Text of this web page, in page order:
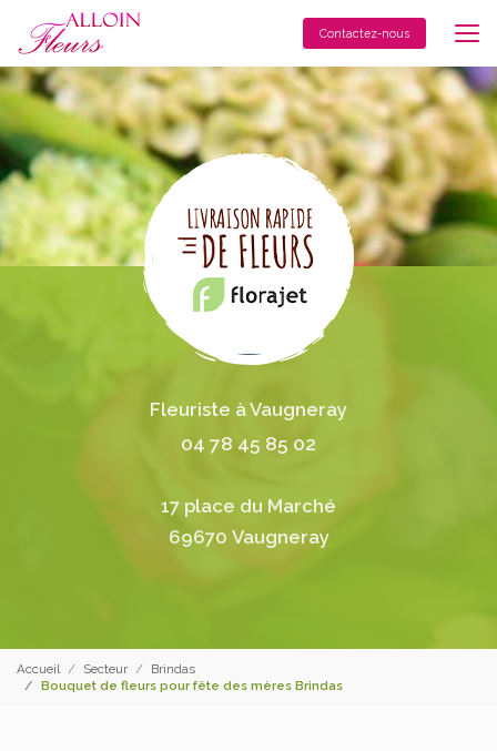
contenu
principal
Contactez-nous
Fleuriste à Vaugneray
04 78 45 85 02
17 place du Marché
69670 Vaugneray
Accueil Secteur
Brindas
Bouquet de fleurs pour fête des mères Brindas